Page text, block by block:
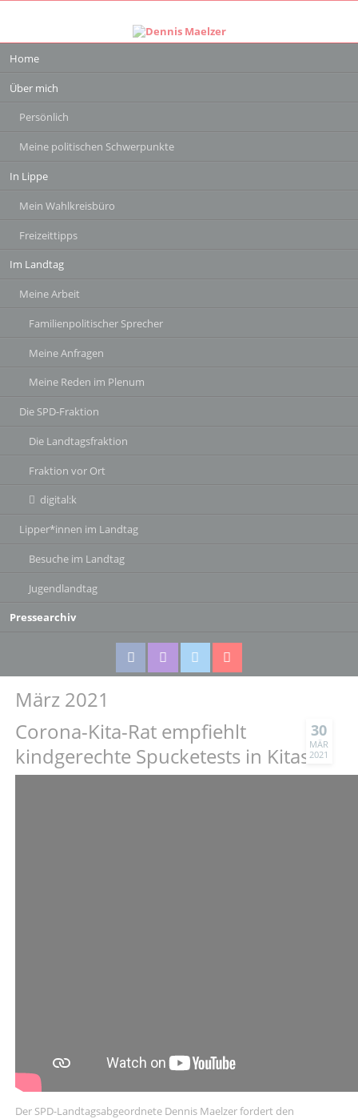
überspringen
Home
Über mich
Persönlich
Meine politischen Schwerpunkte
In Lippe
Mein Wahlkreisbüro
Freizeittipps
Im Landtag
Meine Arbeit
Familienpolitischer Sprecher
Meine Anfragen
Meine Reden im Plenum
Die SPD-Fraktion
Die Landtagsfraktion
Fraktion vor Ort
digital:k
Lipper*innen im Landtag
Besuche im Landtag
Jugendlandtag
Pressearchiv
März 2021
30
MÄR
2021
Corona-Kita-Rat empfiehlt
kindgerechte Spucketests in Kitas
Der SPD-Landtagsabgeordnete Dennis Maelzer fordert den